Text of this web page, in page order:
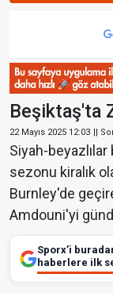
Beşiktaş'ta
22 Mayıs 2025 12:03 ||
Siyah-
sezonu kiralık
Burnley'de
Amdouni'yi
Sporx’i
haberlere ilk